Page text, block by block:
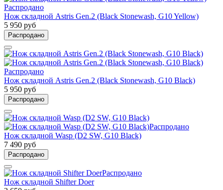
Распродано
Нож складной Astris Gen.2 (Black Stonewash, G10 Yellow)
5 950 руб
Распродано
Распродано
Нож складной Astris Gen.2 (Black Stonewash, G10 Black)
5 950 руб
Распродано
Распродано
Нож складной Wasp (D2 SW, G10 Black)
7 490 руб
Распродано
Распродано
Нож складной Shifter Doer